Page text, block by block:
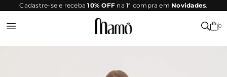
SITE
SEGURO
Cadastre-se e receba10% OFF na 1ª compra em Novidades.
0